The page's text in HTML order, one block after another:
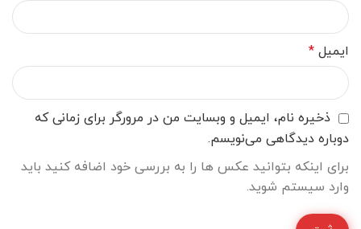
ایمیل *
ذخیره نام، ایمیل و وبسایت من در مرورگر برای زمانی که
دوباره دیدگاهی می‌نویسم.
برای اینکه بتوانید عکس ها را به بررسی خود اضافه کنید باید
وارد سیستم شوید.